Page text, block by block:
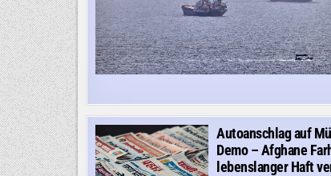
Autoanschlag auf
Demo – Afghane
lebenslanger Haft